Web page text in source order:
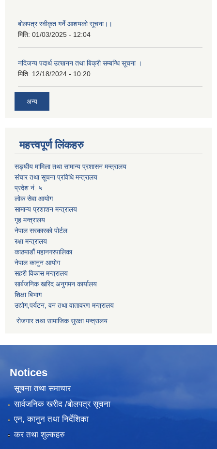
बोलपत्र स्वीकृत गर्ने आशयको सूचना।।
मिति: 01/03/2025 - 12:04
नदिजन्य पदार्थ उत्खनन तथा बिक्री सम्बन्धि सूचना ।
मिति: 12/18/2024 - 10:20
अन्य
महत्त्वपूर्ण लिंकहरु
सङ्घीय मामिला तथा सामान्य प्रशासन मन्त्रालय
संचार तथा सूचना प्रविधि मन्त्रालय
प्रदेश नं. ५
लोक सेवा आयोग
सामान्य प्रशाशन मन्त्रालय
गृह मन्त्रालय
नेपाल सरकारको पोर्टल
रक्षा मन्त्रालय
काठमाडौं महानगरपालिका
नेपाल कानुन आयोग
सहरी विकास मन्त्रालय
सार्बजनिक खरिद अनुगमन कार्यालय
शिक्षा बिभाग
उद्योग,पर्यटन, वन तथा वातावरण मन्त्रालय
रोजगार तथा सामाजिक सुरक्षा मन्त्रालय
Notices
सूचना तथा समाचार
सार्वजनिक खरीद /बोलपत्र सूचना
एन, कानुन तथा निर्देशिका
कर तथा शुल्कहरु